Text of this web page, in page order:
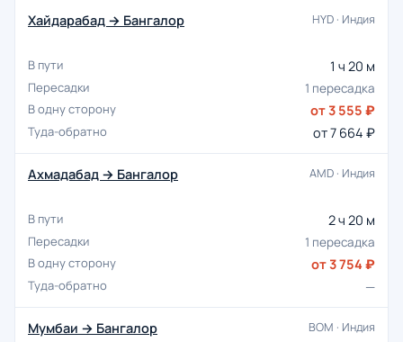
Хайдарабад → Бангалор HYD · Индия
1 ч 20 м
1 пересадка
от 3 555 ₽
от 7 664 ₽
Ахмадабад → Бангалор AMD · Индия
2 ч 20 м
1 пересадка
от 3 754 ₽
—
Мумбаи → Бангалор BOM · Индия